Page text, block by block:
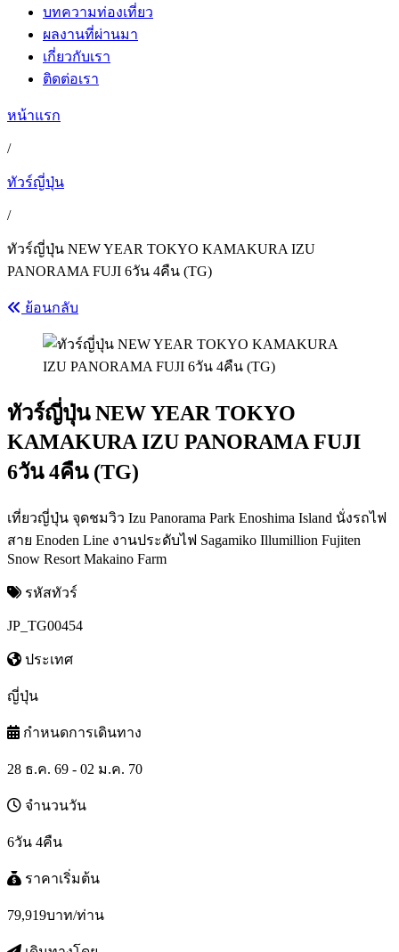
บทความท่องเที่ยว
ผลงานที่ผ่านมา
เกี่ยวกับเรา
ติดต่อเรา
หน้าแรก
/
ทัวร์ญี่ปุ่น
/
ทัวร์ญี่ปุ่น NEW YEAR TOKYO KAMAKURA IZU
PANORAMA FUJI 6วัน 4คืน (TG)
ย้อนกลับ
ทัวร์ญี่ปุ่น NEW YEAR TOKYO
KAMAKURA IZU PANORAMA FUJI
6วัน 4คืน (TG)
เที่ยวญี่ปุ่น จุดชมวิว Izu Panorama Park Enoshima Island นั่งรถไฟ
สาย Enoden Line งานประดับไฟ Sagamiko Illumillion Fujiten
Snow Resort Makaino Farm
รหัสทัวร์
JP_TG00454
ประเทศ
ญี่ปุ่น
กำหนดการเดินทาง
28 ธ.ค. 69 - 02 ม.ค. 70
จำนวนวัน
6วัน 4คืน
ราคาเริ่มต้น
79,919บาท/ท่าน